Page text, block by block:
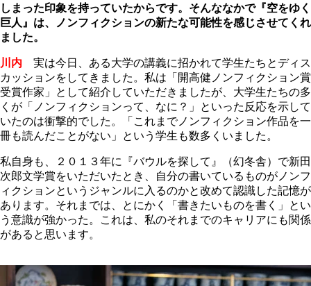
しまった印象を持っていたからです。そんななかで『空をゆく
巨人』は、ノンフィクションの新たな可能性を感じさせてくれ
ました。
川内 実は今日、ある大学の講義に招かれて学生たちとディス
カッションをしてきました。私は「開高健ノンフィクション賞
受賞作家」として紹介していただきましたが、大学生たちの多
くが「ノンフィクションって、なに？」といった反応を示して
いたのは衝撃的でした。「これまでノンフィクション作品を一
冊も読んだことがない」という学生も数多くいました。
私自身も、２０１３年に『バウルを探して』（幻冬舎）で新田
次郎文学賞をいただいたとき、自分の書いているものがノンフ
ィクションというジャンルに入るのかと改めて認識した記憶が
あります。それまでは、とにかく「書きたいものを書く」とい
う意識が強かった。これは、私のそれまでのキャリアにも関係
があると思います。